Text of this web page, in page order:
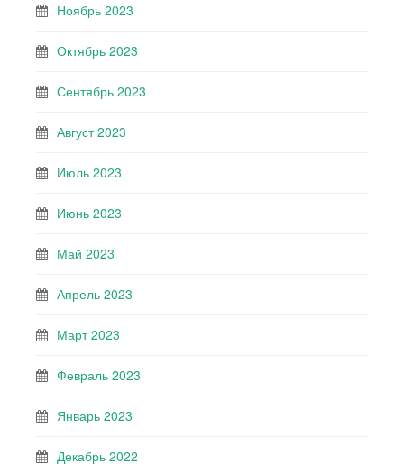
Ноябрь 2023
Октябрь 2023
Сентябрь 2023
Август 2023
Июль 2023
Июнь 2023
Май 2023
Апрель 2023
Март 2023
Февраль 2023
Январь 2023
Декабрь 2022